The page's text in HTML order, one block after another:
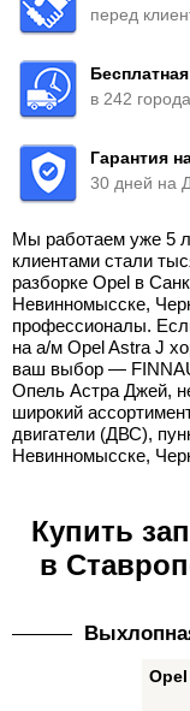
перед
в 242
Гарантия
30 дней на
Мы работаем уже 5
клиентами стали
разборке Opel в
Невинномысске,
профессионалы.
на а/м Opel Astra J
ваш выбор —
Опель Астра Джей,
широкий
двигатели (ДВС),
Невинномысске,
Купить
в